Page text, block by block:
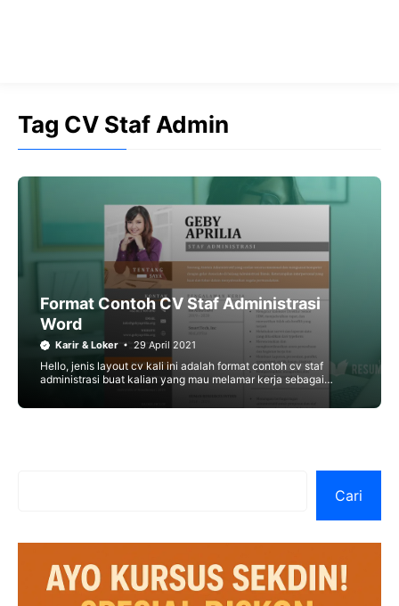
Tag CV Staf Admin
Format Contoh CV Staf Administrasi
Word
Karir & Loker 29 April 2021
Hello, jenis layout cv kali ini adalah format contoh cv staf
administrasi buat kalian yang mau melamar kerja sebagai
Cari